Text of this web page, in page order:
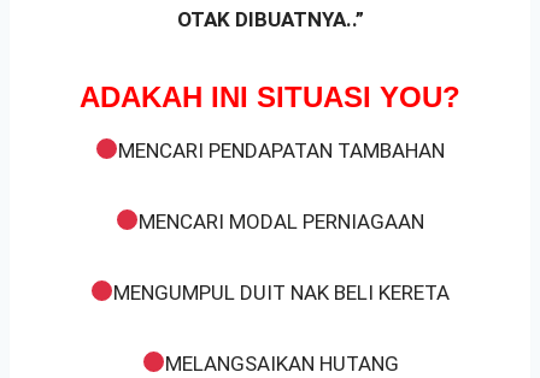
OTAK DIBUATNYA..”
ADAKAH INI SITUASI YOU?
MENCARI PENDAPATAN TAMBAHAN
MENCARI MODAL PERNIAGAAN
MENGUMPUL DUIT NAK BELI KERETA
MELANGSAIKAN HUTANG